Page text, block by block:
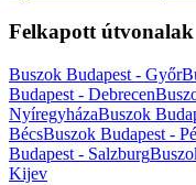
Felkapott útvonalak
Buszok Budapest - Győr
Budapest - Debrecen
NyíregyházaBuszok
BécsBuszok Budapest -
Budapest - Salzburg
Kijev